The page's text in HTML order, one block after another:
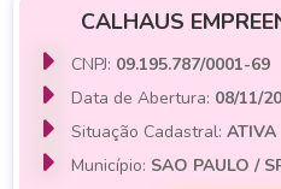
CALHAUS
CNPJ: 09.195.787/0001-69
Data de Abertura: 08/11/
Situação Cadastral:ATIVA
Município: SAO PAULO /